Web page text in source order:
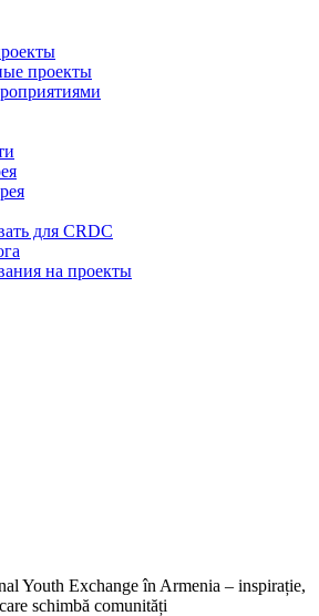
проекты
для CRDC
на проекты
Youth Exchange în Armenia – inspirație,
schimbă comunități